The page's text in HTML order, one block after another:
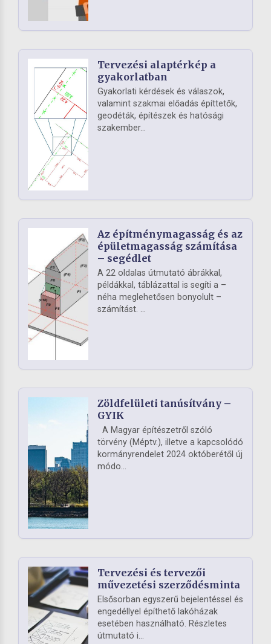
Tervezési alaptérkép a
gyakorlatban
Gyakorlati kérdések és válaszok,
valamint szakmai előadás építtetők,
geodéták, építészek és hatósági
szakember...
Az építménymagasság és az
épületmagasság számítása
– segédlet
A 22 oldalas útmutató ábrákkal,
példákkal, táblázattal is segíti a –
néha meglehetősen bonyolult –
számítást. ...
Zöldfelületi tanúsítvány –
GYIK
A Magyar építészetről szóló
törvény (Méptv.), illetve a kapcsolódó
kormányrendelet 2024 októberétől új
módo...
Tervezési és tervezői
művezetési szerződésminta
Elsősorban egyszerű bejelentéssel és
engedéllyel építhető lakóházak
esetében használható. Részletes
útmutató i...